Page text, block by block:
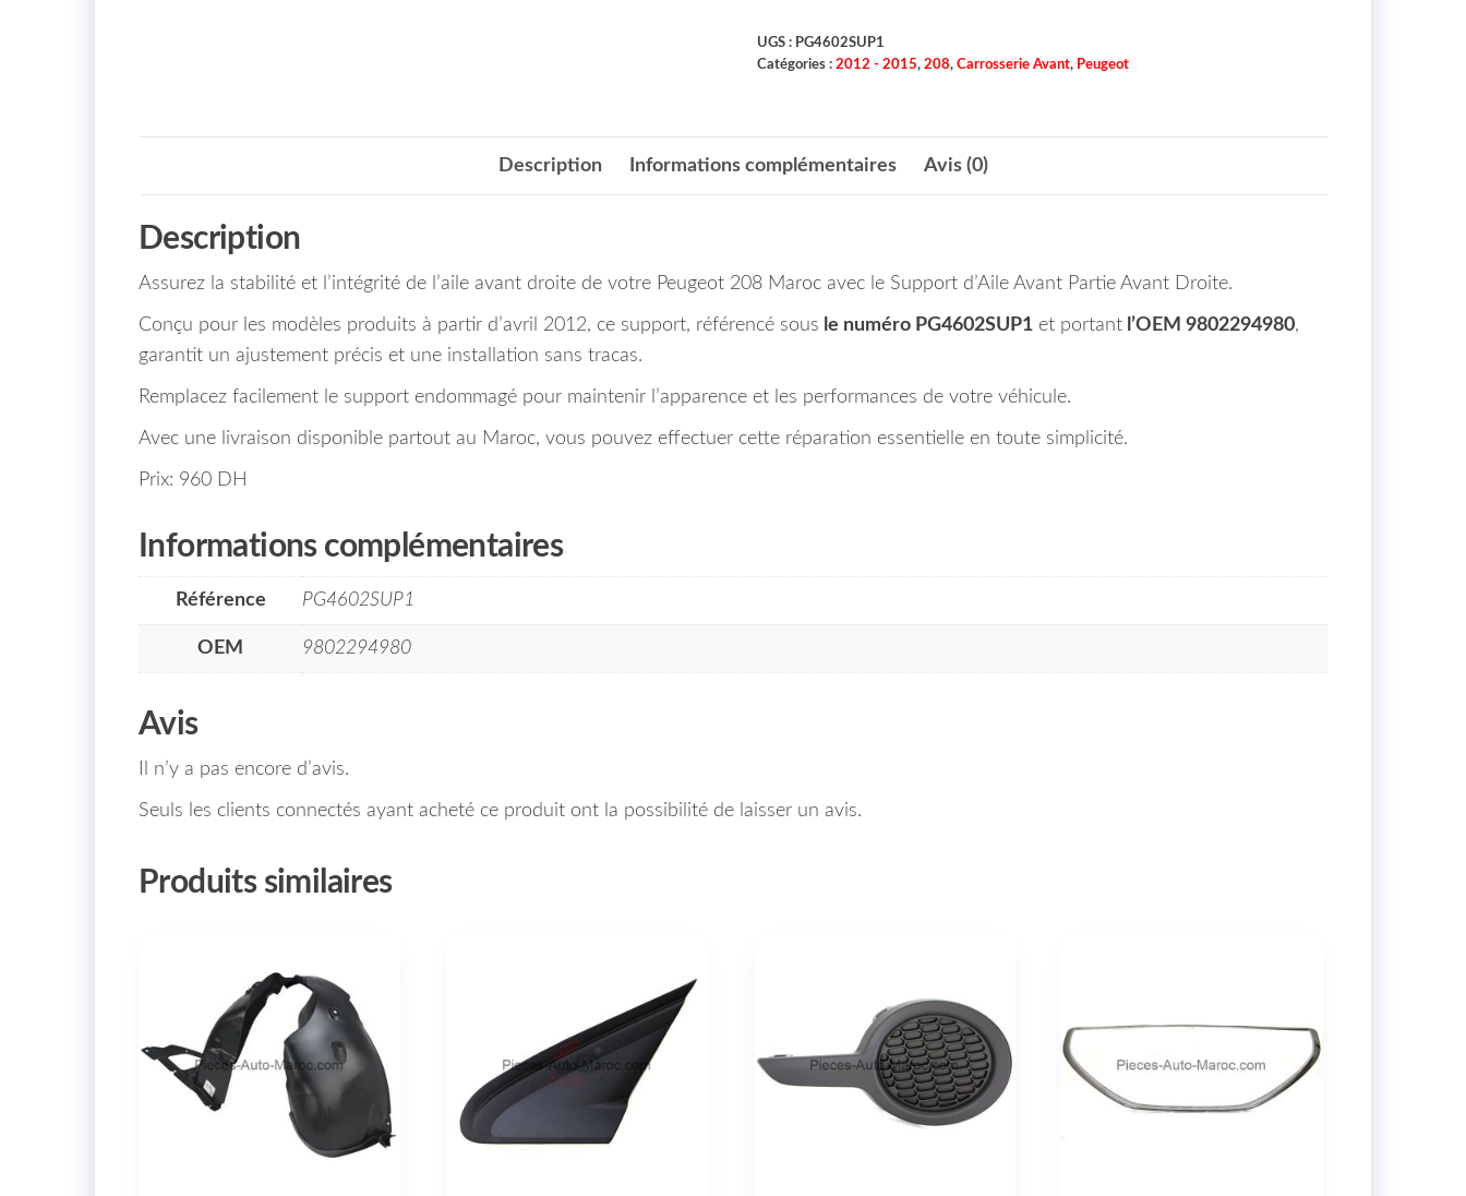
UGS : PG4602SUP1
Catégories : 2012 - 2015, 208, Carrosserie Avant, Peugeot
Description Informations complémentaires Avis (0)
Description
Assurez la stabilité et l’intégrité de l’aile avant droite de votre Peugeot 208 Maroc avec le Support d’Aile Avant Partie Avant Droite.
Conçu pour les modèles produits à partir d’avril 2012, ce support, référencé sous le numéro PG4602SUP1 et portant l’OEM 9802294980,
garantit un ajustement précis et une installation sans tracas.
Remplacez facilement le support endommagé pour maintenir l’apparence et les performances de votre véhicule.
Avec une livraison disponible partout au Maroc, vous pouvez effectuer cette réparation essentielle en toute simplicité.
Prix: 960 DH
Informations complémentaires
Référence PG4602SUP1
OEM 9802294980
Avis
Il n’y a pas encore d’avis.
Seuls les clients connectés ayant acheté ce produit ont la possibilité de laisser un avis.
Produits similaires